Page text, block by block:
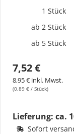
1 Stück
ab 2 Stück
ab 5 Stück
7,52 €
8,95 € inkl. Mwst.
(0,89 € / Stück)
Lieferung: ca.
Sofort